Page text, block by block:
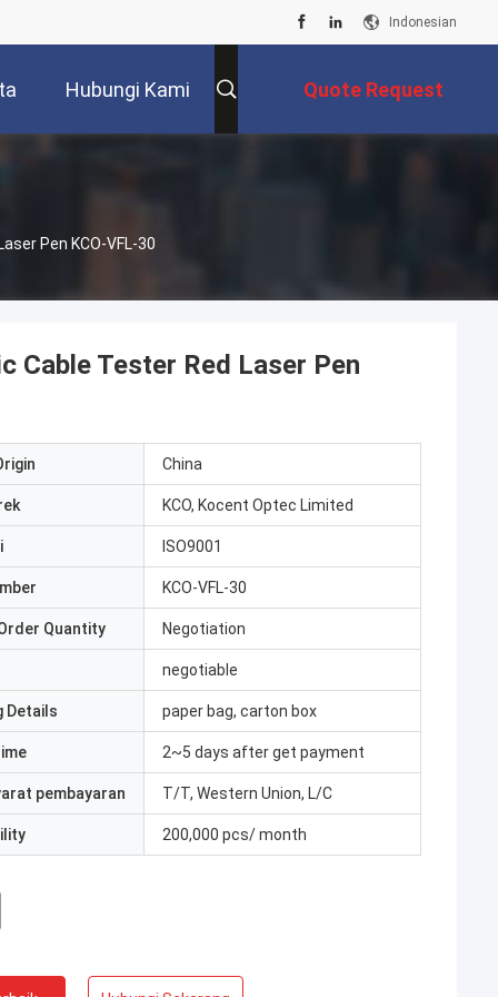
Indonesian
Hubungi Kami Quote Request
Pen KCO-VFL-30
Cable Tester Red Laser Pen
China
KCO, Kocent Optec Limited
ISO9001
KCO-VFL-30
Quantity Negotiation
negotiable
Details paper bag, carton box
2~5 days after get payment
pembayaran T/T, Western Union, L/C
200,000 pcs/ month